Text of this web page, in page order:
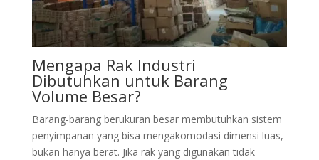
Mengapa Rak Industri
Dibutuhkan untuk Barang
Volume Besar?
Barang-barang berukuran besar membutuhkan sistem
penyimpanan yang bisa mengakomodasi dimensi luas,
bukan hanya berat. Jika rak yang digunakan tidak